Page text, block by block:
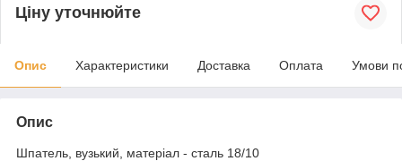
Ціну уточнюйте
Опис Характеристики Доставка Оплата Умови
Опис
Шпатель, вузький, матеріал - сталь 18/10